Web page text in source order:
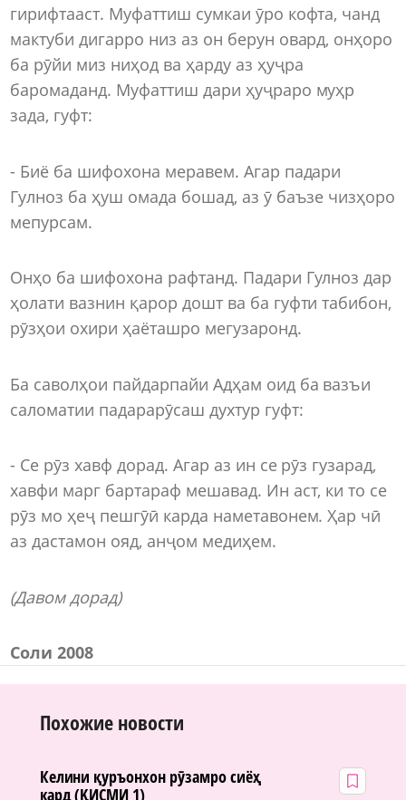
гирифтааст. Муфаттиш сумкаи ӯро кофта, чанд
мактуби дигарро низ аз он берун овард, онҳоро
ба рӯйи миз ниҳод ва ҳарду аз ҳуҷра
баромаданд. Муфаттиш дари ҳуҷраро муҳр
зада, гуфт:
- Биё ба шифохона меравем. Агар падари
Гулноз ба ҳуш омада бошад, аз ӯ баъзе чизҳоро
мепурсам.
Онҳо ба шифохона рафтанд. Падари Гулноз дар
ҳолати вазнин қарор дошт ва ба гуфти табибон,
рӯзҳои охири ҳаёташро мегузаронд.
Ба саволҳои пайдарпайи Адҳам оид ба вазъи
саломатии падарарӯсаш духтур гуфт:
- Се рӯз хавф дорад. Агар аз ин се рӯз гузарад,
хавфи марг бартараф мешавад. Ин аст, ки то се
рӯз мо ҳеҷ пешгӯӣ карда наметавонем. Ҳар чӣ
аз дастамон ояд, анҷом медиҳем.
(Давом дорад)
Соли 2008
Похожие новости
Келини қуръонхон рӯзамро сиёҳ
кард (ҚИСМИ 1)